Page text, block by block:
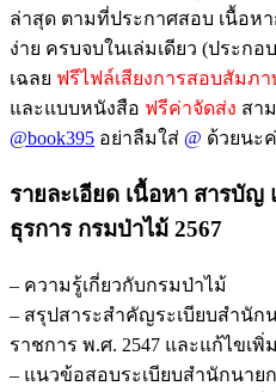
ล่าสุด
พร้อม
เฉลย
ชิ้น
ล่าสุด ตามที่ประกาศสอบ เนื้อห
ง่าย ครบจบในเล่มเดียว (ประก
เฉลย ฟรีไฟล์เสียงการสอบสัมภ
และแบบหนังสือ ฟรีค่าจัดส่ง สา
@book395 อย่าลืมใส่ @ ด้วยนะ
รายละเอียด เนื้อหา สารบั
ธุรการ กรมป่าไม้ 2567
– ความรู้เกี่ยวกับกรมป่าไม้
– สรุปสาระสำคัญระเบียบสำนั
ราชการ พ.ศ. 2547 และแก้ไขเพิ่
– แนวข้อสอบระเบียบสำนักนาย